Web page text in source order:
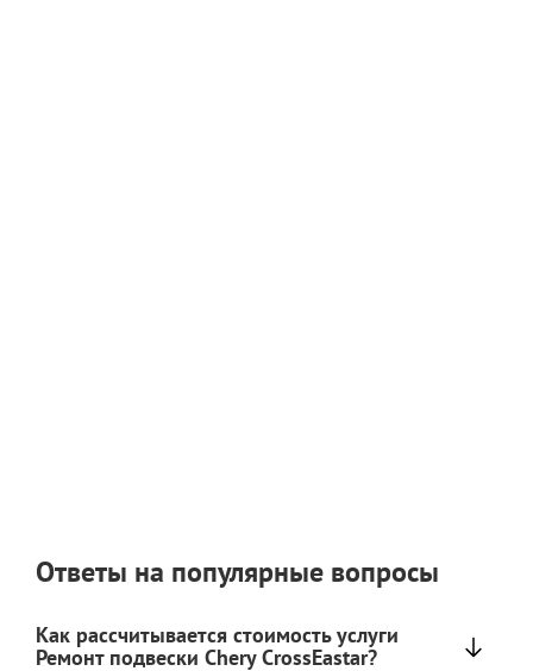
Ответы на популярные вопросы
Как рассчитывается стоимость услуги
Ремонт подвески Chery CrossEastar?